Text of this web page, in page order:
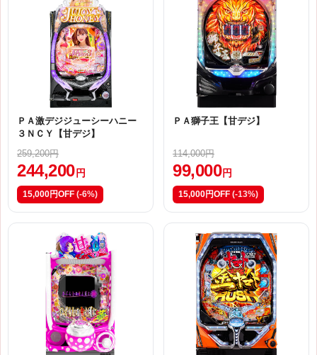
ＰＡ激デジジューシーハニー
３ＮＣＹ【甘デジ】
259,200円
244,200 円
15,000円OFF (-6%)
ＰＡ獅子王【甘デジ】
114,000円
99,000 円
15,000円OFF (-13%)